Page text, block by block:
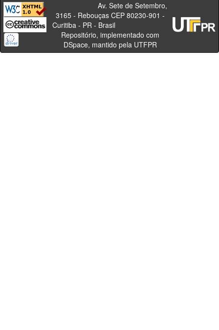
Av. Sete de Setembro,
3165 - Rebouças CEP 80230-901 -
Curitiba - PR - Brasil
Repositório, implementado com
DSpace, mantido pela UTFPR